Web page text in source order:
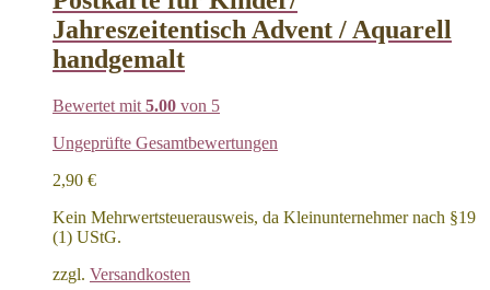
Jahreszeitentisch Advent / Aquarell
handgemalt
Bewertet mit 5.00 von 5
Ungeprüfte Gesamtbewertungen
2,90 €
Kein Mehrwertsteuerausweis, da Kleinunternehmer nach §19
(1) UStG.
zzgl. Versandkosten